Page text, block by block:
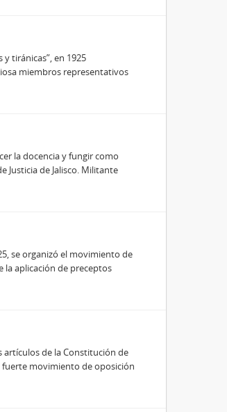
tiránicas”, en 1925
miembros representativos
la docencia y fungir como
de Jalisco. Militante
se organizó el movimiento de
la aplicación de preceptos
artículos de la Constitución de
fuerte movimiento de oposición